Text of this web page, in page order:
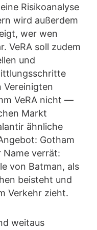
Risikoanalyse
wird außerdem
wer wen
VeRA soll zudem
und
Vereinigten
VeRA nicht —
Markt
ähnliche
Gotham
Name verrät:
von Batman, als
beisteht und
Verkehr zieht.
weitaus